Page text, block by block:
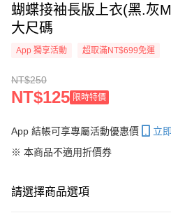
蝴蝶接袖長版上衣(黑.灰
大尺碼
App 獨享活動 超取滿NT$699免運
NT$250
NT$125 限時特價
App 結帳可享專屬活動優惠價
立
※ 本商品不適用折價券
請選擇商品選項